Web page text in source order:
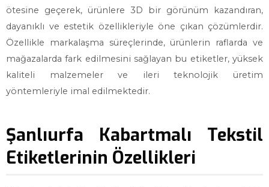
ötesine geçerek, ürünlere 3D bir görünüm kazandıran,
dayanıklı ve estetik özellikleriyle öne çıkan çözümlerdir.
Özellikle markalaşma süreçlerinde, ürünlerin raflarda ve
mağazalarda fark edilmesini sağlayan bu etiketler, yüksek
kaliteli malzemeler ve ileri teknolojik üretim
yöntemleriyle imal edilmektedir.
Şanlıurfa Kabartmalı Tekstil
Etiketlerinin Özellikleri